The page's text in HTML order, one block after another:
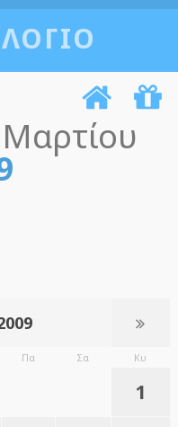
Πα Σα Κυ
1